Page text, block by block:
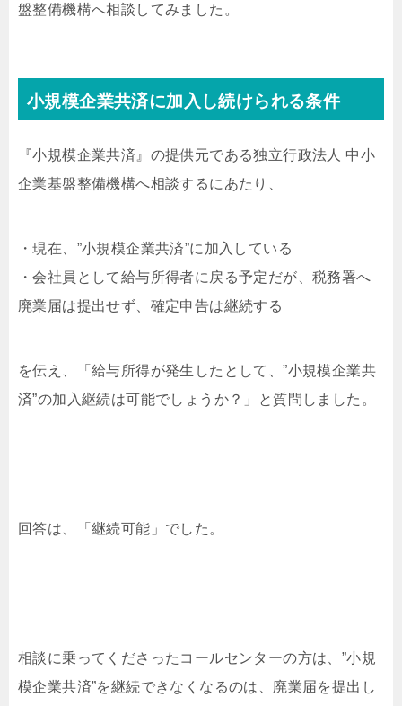
盤整備機構へ相談してみました。
小規模企業共済に加入し続けられる条件
『小規模企業共済』の提供元である独立行政法人 中小
企業基盤整備機構へ相談するにあたり、
・現在、”小規模企業共済”に加入している
・会社員として給与所得者に戻る予定だが、税務署へ
廃業届は提出せず、確定申告は継続する
を伝え、「給与所得が発生したとして、”小規模企業共
済”の加入継続は可能でしょうか？」と質問しました。
回答は、「継続可能」でした。
相談に乗ってくださったコールセンターの方は、”小規
模企業共済”を継続できなくなるのは、廃業届を提出し